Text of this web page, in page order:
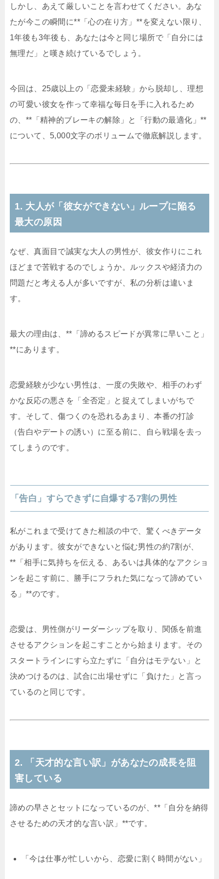
しかし、あえて厳しいことを言わせてください。あな
たが今この瞬間に**「心の在り方」**を変えない限り、
1年後も3年後も、あなたは今と同じ場所で「自分には
無理だ」と嘆き続けているでしょう。
今回は、25歳以上の「恋愛未経験」から脱却し、理想
の可愛い彼女を作って幸福な毎日を手に入れるため
の、**「精神的ブレーキの解除」と「行動の最適化」**
について、5,000文字のボリュームで徹底解説します。
1. 大人が「彼女ができない」ループに陥る
最大の原因
なぜ、真面目で誠実な大人の男性が、彼女作りにこれ
ほどまで苦戦するのでしょうか。ルックスや経済力の
問題だと考える人が多いですが、私の分析は違いま
す。
最大の理由は、**「諦めるスピードが異常に早いこと」
**にあります。
恋愛経験が少ない男性は、一度の失敗や、相手のわず
かな反応の悪さを「全否定」と捉えてしまいがちで
す。そして、傷つくのを恐れるあまり、本番の打診
（告白やデートの誘い）に至る前に、自ら戦場を去っ
てしまうのです。
「告白」すらできずに自爆する7割の男性
私がこれまで受けてきた相談の中で、驚くべきデータ
があります。彼女ができないと悩む男性の約7割が、
**「相手に気持ちを伝える、あるいは具体的なアクショ
ンを起こす前に、勝手にフラれた気になって諦めてい
る」**のです。
恋愛は、男性側がリーダーシップを取り、関係を前進
させるアクションを起こすことから始まります。その
スタートラインにすら立たずに「自分はモテない」と
決めつけるのは、試合に出場せずに「負けた」と言っ
ているのと同じです。
2. 「天才的な言い訳」があなたの成長を阻
害している
諦めの早さとセットになっているのが、**「自分を納得
させるための天才的な言い訳」**です。
「今は仕事が忙しいから、恋愛に割く時間がない」